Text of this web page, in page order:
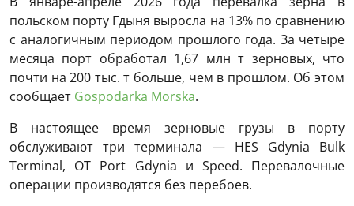
польском порту Гдыня выросла на 13% по сравнению
с аналогичным периодом прошлого года. За четыре
месяца порт обработал 1,67 млн ​​т зерновых, что
почти на 200 тыс. т больше, чем в прошлом. Об этом
сообщает Gospodarka Morska.
В настоящее время зерновые грузы в порту
обслуживают три терминала — HES Gdynia Bulk
Terminal, OT Port Gdynia и Speed. Перевалочные
операции производятся без перебоев.